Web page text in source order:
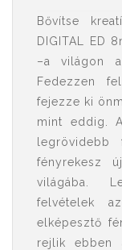
Bővítse
DIGITAL ED
–a világon
Fedezzen
fejezze ki
mint eddig.
legrövidebb
fényrekesz
világába.
felvételek
elképesztő
rejlik ebben